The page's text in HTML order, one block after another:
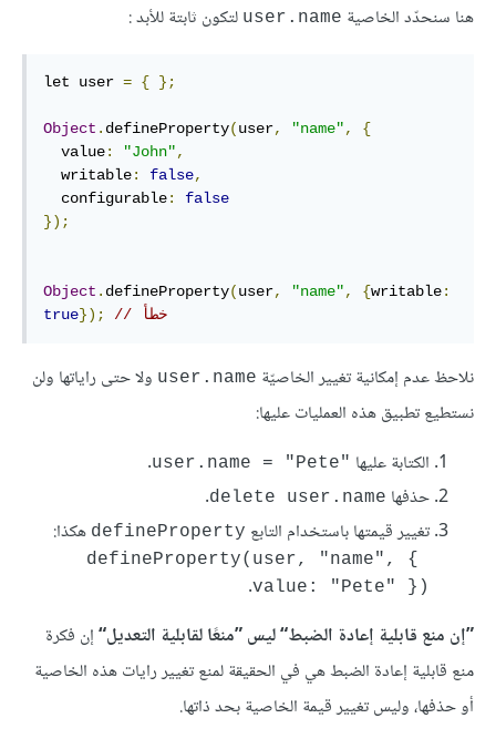
هنا سنحدّد الخاصية user.name لتكون ثابتة للأبد :
let user = { };
Object . defineProperty(user, "name",
{
  value
: "John",
  writable
: false,
  configurable
:
false
});
Object . defineProperty(user, "name", {writable:
true}); // خطأ
نلاحظ عدم إمكانية تغيير الخاصيّة user.name ولا حتى راياتها ولن
نستطيع تطبيق هذه العمليات عليها:
الكتابة عليها user.name = "Pete"
حذفها delete user.name
.
تغيير قيمتها باستخدام التابع defineProperty هكذا:
defineProperty(user, "name", {
value: "Pete" })‎
.
”إن منع قابلية إعادة الضبط“ ليس ”منعًا لقابلية التعديل“إن فكرة
منع قابلية إعادة الضبط هي في الحقيقة لمنع تغيير رايات هذه الخاصية
أو حذفها، وليس تغيير قيمة الخاصية بحد ذاتها.